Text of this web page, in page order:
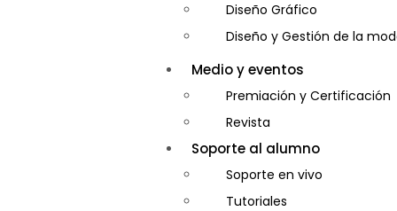
Diseño Gráfico
Diseño y Gestión de la
Entrenador Personal y
Gastronomía
Gestor de Crédito y
Guía de Turismo
Inglés Americano
Marketing y Publicidad
Medio y eventos
Premiación y Certificación
Revista
Soporte al alumno
Soporte en vivo
Tutoriales